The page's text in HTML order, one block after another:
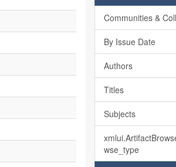
Communities &
By Issue Date
Authors
Titles
Subjects
wse_type